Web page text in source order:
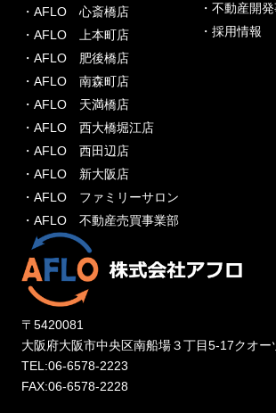
・AFLO 心斎橋店
・AFLO 上本町店
・AFLO 肥後橋店
・AFLO 南森町店
・AFLO 天満橋店
・AFLO 西大橋堀江店
・AFLO 西田辺店
・AFLO 新大阪店
・AFLO ファミリーサロン
・AFLO 不動産売買事業部
・不動産開
・採用情報
〒5420081
大阪府大阪市中央区南船場３丁目5-17クオー
TEL:06-6578-2223
FAX:06-6578-2228